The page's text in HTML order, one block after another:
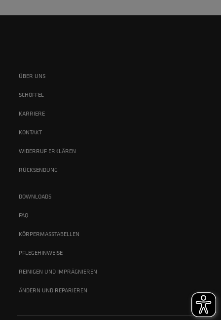
ÜBER UNS
SCHÖFFEL
KARRIERE
KONTAKT
WIDERRUF ERKLÄREN
RÜCKSENDUNG
DOWNLOADS
FAQ
KÖRPERMASSTABELLEN
PFLEGEHINWEISE
REINIGEN UND IMPRÄGNIEREN
ÄNDERN UND REPARIEREN